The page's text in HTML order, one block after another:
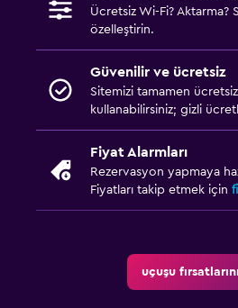
Ücretsiz Wi-Fi? Aktarma?
özelleştirin.
Güvenilir ve ücretsiz
Sitemizi tamamen
kullanabilirsiniz; gizli
Fiyat Alarmları
Rezervasyon yapmaya
Fiyatları takip etmek için
uçuşu